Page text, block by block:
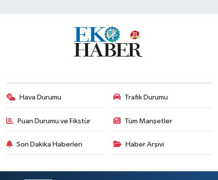
Hava Durumu Trafik Durumu
Puan Durumu ve Fikstür Tüm Manşetler
Son Dakika Haberleri Haber Arşivi